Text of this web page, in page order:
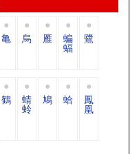
亀 烏 雁 蝙
蝠
鷺
鶴 蜻
蛉
鳩 蛤 鳳
凰